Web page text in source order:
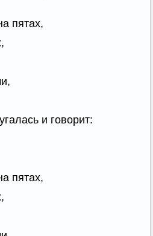
пятах,
и говорит:
пятах,